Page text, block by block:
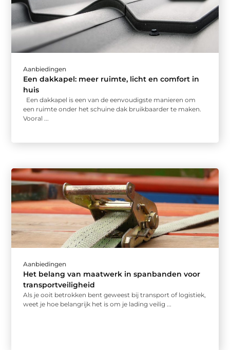
Aanbiedingen
Een dakkapel: meer ruimte, licht en comfort in
huis
Een dakkapel is een van de eenvoudigste manieren om
een ruimte onder het schuine dak bruikbaarder te maken.
Vooral ...
Aanbiedingen
Het belang van maatwerk in spanbanden voor
transportveiligheid
Als je ooit betrokken bent geweest bij transport of logistiek,
weet je hoe belangrijk het is om je lading veilig ...